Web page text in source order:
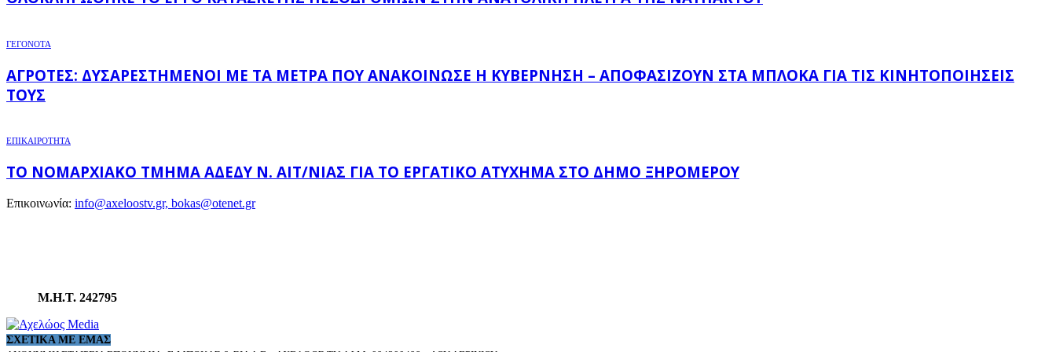
ΓΕΓΟΝΟΤΑ
ΑΓΡΌΤΕΣ: ΔΥΣΑΡΕΣΤΗΜΈΝΟΙ ΜΕ ΤΑ ΜΈΤΡΑ ΠΟΥ ΑΝΑΚΟΊΝΩΣΕ Η ΚΥΒΈΡΝΗΣΗ – ΑΠΟΦΑΣΊΖΟΥΝ ΣΤΑ ΜΠΛΌΚΑ ΓΙΑ ΤΙΣ ΚΙΝΗΤΟΠΟΙΉΣΕΙΣ
ΤΟΥΣ
ΕΠΙΚΑΙΡΟΤΗΤΑ
ΤΟ ΝΟΜΑΡΧΙΑΚΌ ΤΜΉΜΑ ΑΔΕΔΥ Ν. ΑΙΤ/ΝΊΑΣ ΓΙΑ ΤΟ ΕΡΓΑΤΙΚΌ ΑΤΎΧΗΜΑ ΣΤΟ ΔΉΜΟ ΞΗΡΟΜΈΡΟΥ
Επικοινωνία: info@axeloostv.gr, bokas@otenet.gr
Μ.Η.Τ. 242795
ΣΧΕΤΙΚΆ ΜΕ ΕΜΆΣ